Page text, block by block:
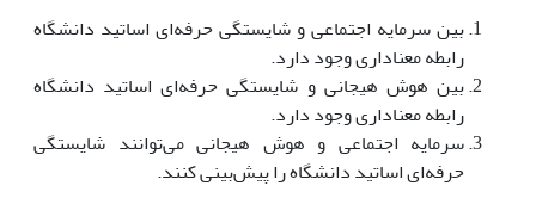
بین سرمایه اجتماعی و شایستگی حرفه‌ای اساتید دانشگاه
رابطه معناداری وجود دارد.
بین هوش هیجانی و شایستگی حرفه‌ای اساتید دانشگاه
رابطه معناداری وجود دارد.
سرمایه اجتماعی و هوش هیجانی می‌توانند شایستگی
حرفه‌ای اساتید دانشگاه را پیش‌بینی کنند.